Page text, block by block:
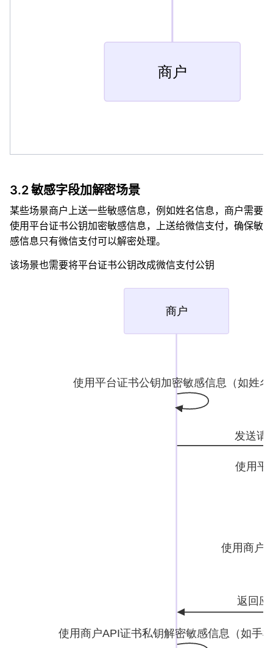
3.2 敏感字段加解密场景
某些场景商户上送一些敏感信息，例如姓名信息，商户需要
使用平台证书公钥加密敏感信息，上送给微信支付，确保敏
感信息只有微信支付可以解密处理。
该场景也需要将平台证书公钥改成微信支付公钥